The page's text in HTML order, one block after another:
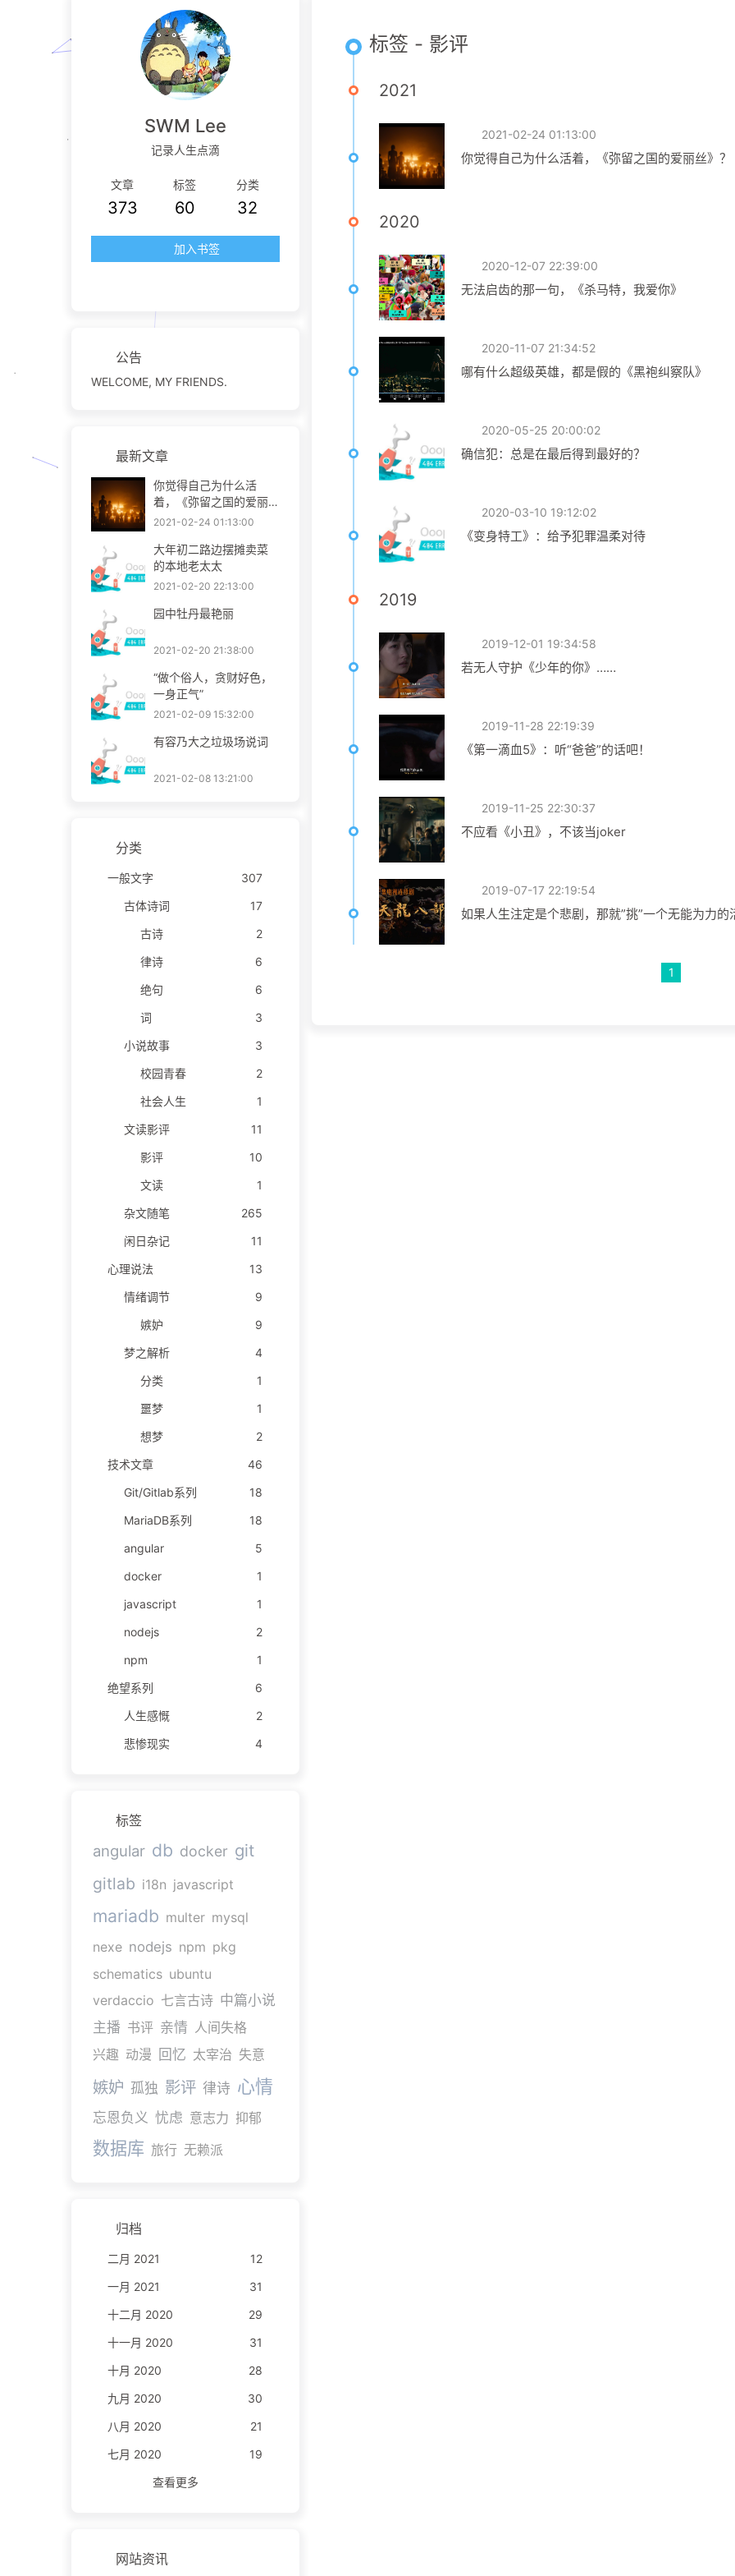
标签 - 影评
2021
2021-02-24 01:13:00
你觉得自己为什么活着，《弥留之国的爱丽丝》？
2020
2020-12-07 22:39:00
无法启齿的那一句，《杀马特，我爱你》
2020-11-07 21:34:52
哪有什么超级英雄，都是假的《黑袍纠察队》
2020-05-25 20:00:02
确信犯：总是在最后得到最好的？
2020-03-10 19:12:02
《变身特工》：给予犯罪温柔对待
2019
2019-12-01 19:34:58
若无人守护《少年的你》……
2019-11-28 22:19:39
《第一滴血5》：听“爸爸”的话吧！
2019-11-25 22:30:37
不应看《小丑》，不该当joker
2019-07-17 22:19:54
如果人生注定是个悲剧，那就”挑”一个无能为力的
1
SWM Lee
记录人生点滴
文章
373
标签
60
分类
32
加入书签
公告
WELCOME, MY FRIENDS.
最新文章
你觉得自己为什么活
着，《弥留之国的爱丽
丝》？
2021-02-24 01:13:00
大年初二路边摆摊卖菜
的本地老太太
2021-02-20 22:13:00
园中牡丹最艳丽
2021-02-20 21:38:00
“做个俗人，贪财好色，
一身正气”
2021-02-09 15:32:00
有容乃大之垃圾场说词
2021-02-08 13:21:00
分类
一般文字
307
古体诗词
17
古诗
2
律诗
6
绝句
6
词
3
小说故事
3
校园青春
2
社会人生
1
文读影评
11
影评
10
文读
1
杂文随笔
265
闲日杂记
11
心理说法
13
情绪调节
9
嫉妒
9
梦之解析
4
分类
1
噩梦
1
想梦
2
技术文章
46
Git/Gitlab系列
18
MariaDB系列
18
angular
5
docker
1
javascript
1
nodejs
2
npm
1
绝望系列
6
人生感慨
2
悲惨现实
4
标签
angular db docker git
gitlab i18n javascript
mariadb multer mysql
nexe nodejs npm pkg
schematics ubuntu
verdaccio 七言古诗 中篇小说
主播 书评 亲情 人间失格
兴趣 动漫 回忆 太宰治 失意
嫉妒 孤独 影评 律诗 心情
忘恩负义 忧虑 意志力 抑郁
数据库 旅行 无赖派
归档
二月 2021
12
一月 2021
31
十二月 2020
29
十一月 2020
31
十月 2020
28
九月 2020
30
八月 2020
21
七月 2020
19
查看更多
网站资讯